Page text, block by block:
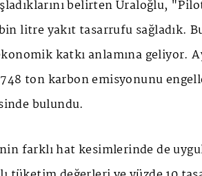
belirten Uraloğlu,
litre yakıt tasarrufu sağladık.
katkı anlamına geliyor.
748 ton karbon emisyonunu
bulundu.
farklı hat kesimlerinde de